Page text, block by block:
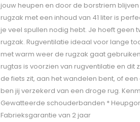
jouw heupen en door de borstriem
rugzak met een inhoud van 41 liter is
je veel spullen nodig hebt. Je hoeft geen
rugzak. Rugventilatie ideaal voor lange
met warm weer de rugzak gaat
rugtas is voorzien van rugventilatie en dit
de fiets zit, aan het wandelen bent, of
ben jij verzekerd van een droge rug.
Gewatteerde schouderbanden *
Fabrieksgarantie van 2 jaar